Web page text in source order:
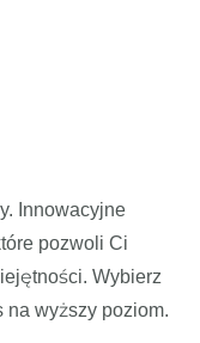
Innowacyjne
pozwoli Ci
Wybierz
na wyższy poziom.